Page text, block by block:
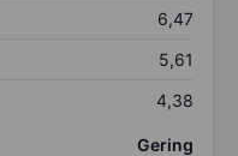
6,47
5,61
4,38
Gering